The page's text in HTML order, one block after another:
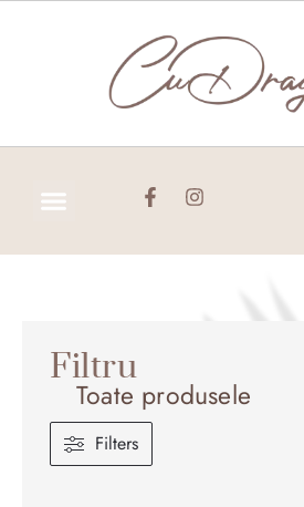
Filtru
Toate produsele
Filters